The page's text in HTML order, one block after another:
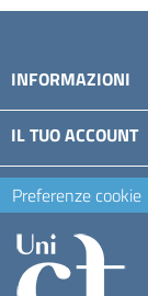
INFORMAZIONI
IL TUO ACCOUNT
Preferenze cookie